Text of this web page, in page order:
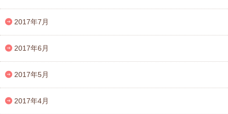
2017年7月
2017年6月
2017年5月
2017年4月